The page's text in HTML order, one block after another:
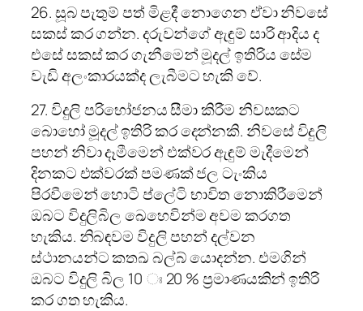
26. සූබ පැතුම් පත් මිළදී නොගෙන ඒවා නිවසේ
සකස් කර ගන්න. දරුවන්ගේ ඇඳුම් සාරි ආදිය ද
එසේ සකස් කර ගැනීමෙන් මූදල් ඉතිරිය සේම
වැඩි අලංකාරයක්ද ලැබීමට හැකි වේ.
27. විදුලි පරිභෝජනය සීමා කිරීම නිවසකට
බොහෝ මූදල් ඉතිරි කර දෙන්නකි. නිවසේ විදුලි
පහන් නිවා දෑමීමෙන් එක්වර ඇඳුම් මැදීමෙන්
දිනකට එක්වරක් පමණක් ජල ටැංකිය
පිරවීමෙන් හොටි ප්ලේටි භාවිත නොකිරීමෙන්
ඔබට විදුලිබිල ඛෙහෙවින්ම අවම කරගත
හැකිය. නිබඳවම විදුලි පහන් දල්වන
ස්ථානයන්ට කතඛ බල්බ් යොදන්න. එමගින්
ඔබට විදුලි බිල 10 ඃ 20 % ප්‍රමාණයකින් ඉතිරි
කර ගත හැකිය.